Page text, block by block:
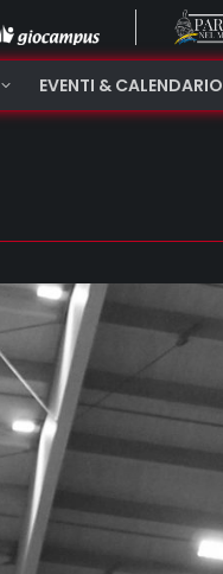
EVENTI & CALENDARIO